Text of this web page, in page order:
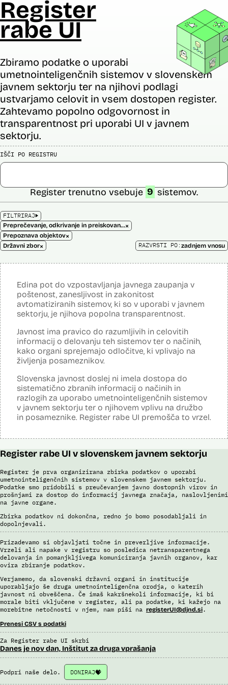
Register
rabe UI
Zbiramo podatke o uporabi
umetnointeligenčnih sistemov v slovenskem
javnem sektorju ter na njihovi podlagi
ustvarjamo celovit in vsem dostopen register.
Zahtevamo popolno odgovornost in
transparentnost pri uporabi UI v javnem
sektorju.
IŠČI PO REGISTRU
FILTRIRAJ
Preprečevanje, odkrivanje in preiskovanje kaznivih dejanj×
Prepoznava objektov×
Državni zbor×
Register trenutno vsebuje 9 sistemov.
RAZVRSTI PO:zadnjem vnosu
Edina pot do vzpostavljanja javnega zaupanja v
poštenost, zanesljivost in zakonitost
avtomatiziranih sistemov, ki so v uporabi v javnem
sektorju, je njihova popolna transparentnost.
Javnost ima pravico do razumljivih in celovitih
informacij o delovanju teh sistemov ter o načinih,
kako organi sprejemajo odločitve, ki vplivajo na
življenja posameznikov.
Slovenska javnost doslej ni imela dostopa do
sistematično zbranih informacij o načinih in
razlogih za uporabo umetnointeligenčnih sistemov
v javnem sektorju ter o njihovem vplivu na družbo
in posameznike. Register rabe UI premošča to vrzel.
Register rabe UI v slovenskem javnem sektorju
Register je prva organizirana zbirka podatkov o uporabi
umetnointeligenčnih sistemov v slovenskem javnem sektorju.
Podatke smo pridobili s preučevanjem javno dostopnih virov in
prošnjami za dostop do informacij javnega značaja, naslovljenimi
na javne organe.
Zbirka podatkov ni dokončna, redno jo bomo posodabljali in
dopolnjevali.
Prizadevamo si objavljati točne in preverljive informacije.
Vrzeli ali napake v registru so posledica netransparentnega
delovanja in pomanjkljivega komuniciranja javnih organov, kar
ovira zbiranje podatkov.
Verjamemo, da slovenski državni organi in institucije
uporabljajo še druga umetnointeligenčna orodja, o katerih
javnost ni obveščena. Če imaš kakršnekoli informacije, ki bi
morale biti vključene v register, ali pa podatke, ki kažejo na
morebitne netočnosti v njem, nam piši na registerUI@djnd.si.
Prenesi CSV s podatki
Za Register rabe UI skrbi
Danes je nov dan, Inštitut za druga vprašanja
Podpri naše delo. DONIRAJ